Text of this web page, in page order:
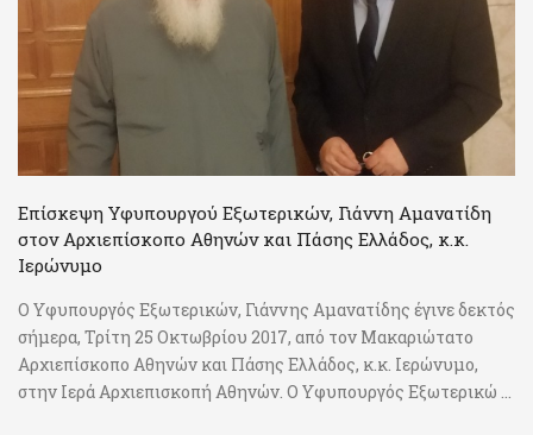
Επίσκεψη Υφυπουργού Εξωτερικών, Γιάννη Αμανατίδη
στον Αρχιεπίσκοπο Αθηνών και Πάσης Ελλάδος, κ.κ.
Ιερώνυμο
Ο Υφυπουργός Εξωτερικών, Γιάννης Αμανατίδης έγινε δεκτός
σήμερα, Τρίτη 25 Οκτωβρίου 2017, από τον Μακαριώτατο
Αρχιεπίσκοπο Αθηνών και Πάσης Ελλάδος, κ.κ. Ιερώνυμο,
στην Ιερά Αρχιεπισκοπή Αθηνών. Ο Υφυπουργός Εξωτερικώ ...